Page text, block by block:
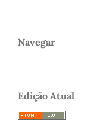
Navegar
Edição Atual